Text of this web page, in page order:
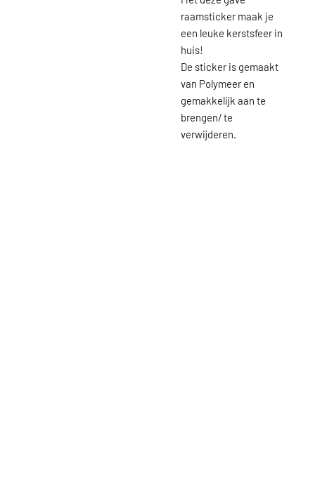
raamsticker maak je
een leuke kerstsfeer in
huis!
De sticker is gemaakt
van Polymeer en
gemakkelijk aan te
brengen/ te
verwijderen.